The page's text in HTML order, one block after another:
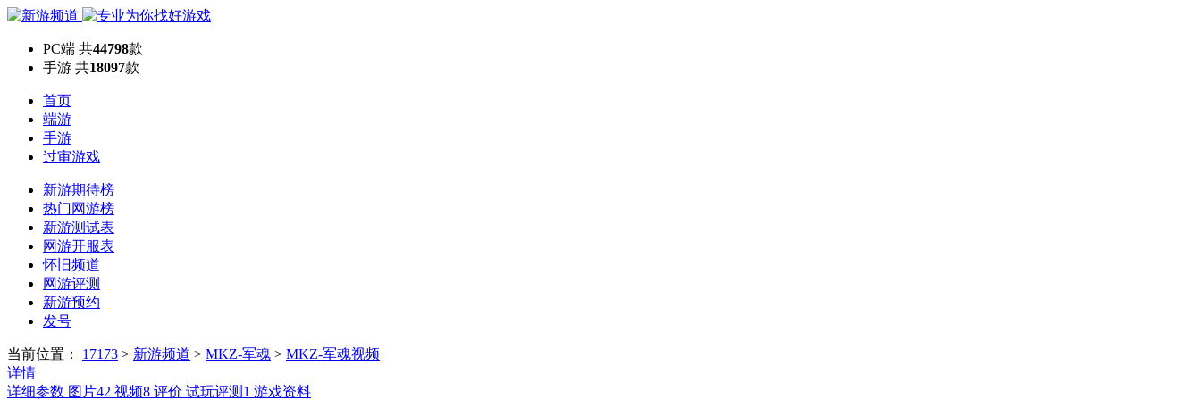
PC端 共44798款
手游 共18097款
首页
端游
手游
过审游戏
新游期待榜
热门网游榜
新游测试表
网游开服表
怀旧频道
网游评测
新游预约
发号
当前位置： 17173 > 新游频道 > MKZ-军魂 > MKZ-军魂视频
详情
详细参数 图片42 视频8 评价 试玩评测 1 游戏资料